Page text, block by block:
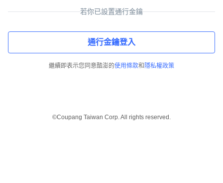
若你已設置通行金鑰
通行金鑰登入
繼續即表示您同意酷澎的使用條款和 隱私權政策
©Coupang Taiwan Corp. All rights reserved.